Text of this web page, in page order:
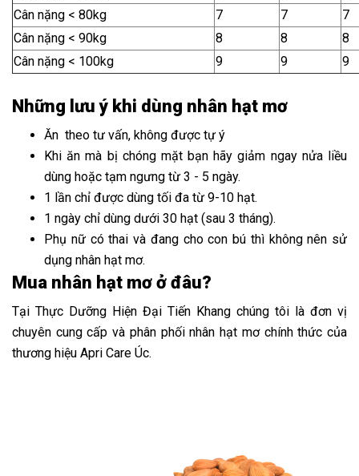
Cân nặng < 80kg
7 7
7
Cân nặng < 90kg
8 8
8
Cân nặng < 100kg
9 9 9
Những lưu ý khi dùng nhân hạt mơ
Ăn theo tư vấn, không được tự ý
Khi ăn mà bị chóng mặt bạn hãy giảm ngay nửa liều
dùng hoặc tạm ngưng từ 3 - 5 ngày.
1 lần chỉ được dùng tối đa từ 9-10 hạt.
1 ngày chỉ dùng dưới 30 hạt (sau 3 tháng).
Phụ nữ có thai và đang cho con bú thì không nên sử
dụng nhân hạt mơ.
Mua nhân hạt mơ ở đâu?
Tại Thực Dưỡng Hiện Đại Tiến Khang chúng tôi là đơn vị
chuyên cung cấp và phân phối nhân hạt mơ chính thức của
thương hiệu Apri Care Úc.